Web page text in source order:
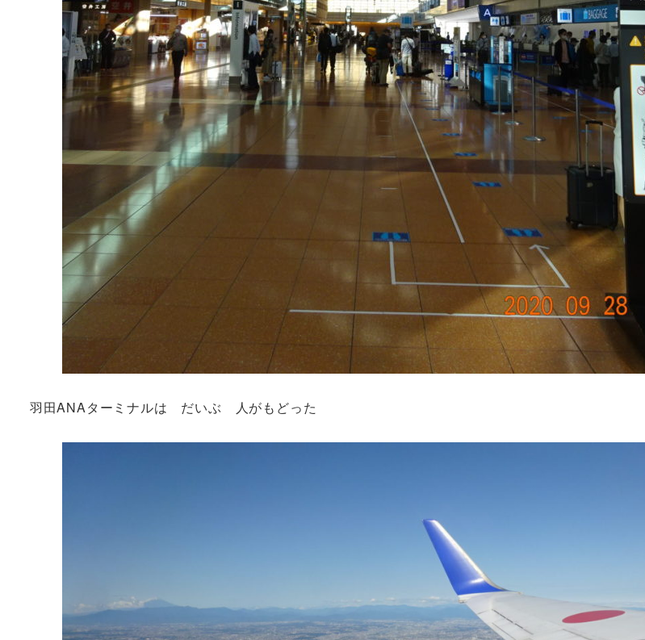
羽田ANAターミナルは だいぶ 人がもどった